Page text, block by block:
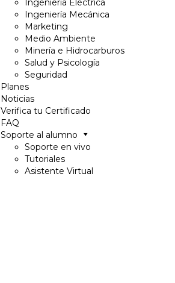
Ingeniería Eléctrica
Ingeniería Mecánica
Marketing
Medio Ambiente
Minería e Hidrocarburos
Salud y Psicología
Seguridad
Planes
Noticias
Verifica tu Certificado
FAQ
Soporte al alumno
Soporte en vivo
Tutoriales
Asistente Virtual